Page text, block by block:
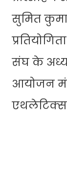
सुमित
संघ के
आयोजन
एथलेटिक्स